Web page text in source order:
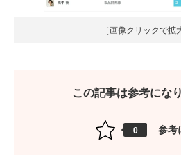
［画像クリックで拡
この記事は参考にな
0 参考